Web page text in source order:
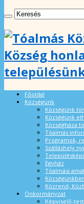
Község
Főoldal
Községünk
Községünk
Községünk
Községháza
Tóalmás
Programok,
Szálláshely
Egyház
Tóalmási
Közrend,
Önkormányzat
Képviselő-